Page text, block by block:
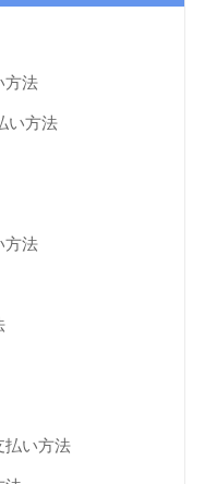
方法
い方法
方法
払い方法